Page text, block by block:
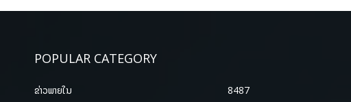
POPULAR CATEGORY
ຂ່າວພາຍ​ໃນ
8487